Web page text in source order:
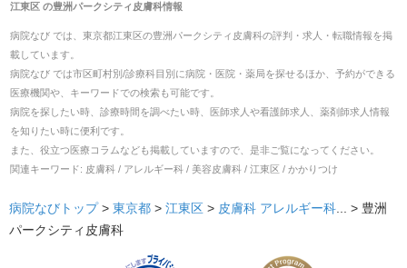
江東区の豊洲パークシティ皮膚科情報
病院なび では、 東京都江東区の豊洲パークシティ皮膚科の評判・求人・転職情報を掲
載しています。
病院なび では市区町村別/診療科目別に病院・医院・薬局を探せるほか、予約ができる
医療機関や、キーワードでの検索も可能です。
病院を探したい時、診療時間を調べたい時、医師求人や看護師求人、薬剤師求人情報
を知りたい時に便利です。
また、役立つ医療コラムなども掲載していますので、是非ご覧になってください。
関連キーワード: 皮膚科 / アレルギー科 / 美容皮膚科 / 江東区 / かかりつけ
病院なびトップ> 東京都 > 江東区 > 皮膚科 アレルギー科 ... > 豊洲
パークシティ皮膚科